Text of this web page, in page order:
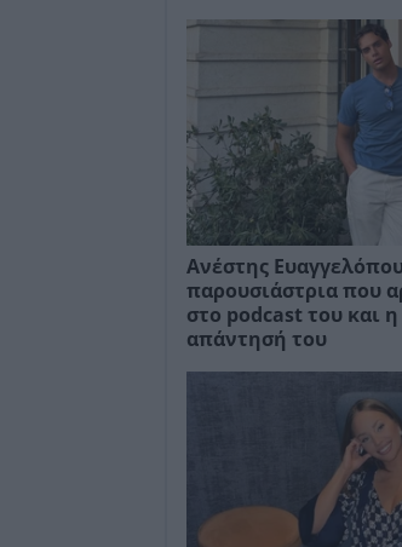
Ανέστης
παρουσιάστρια που
στο podcast του και
απάντησή του